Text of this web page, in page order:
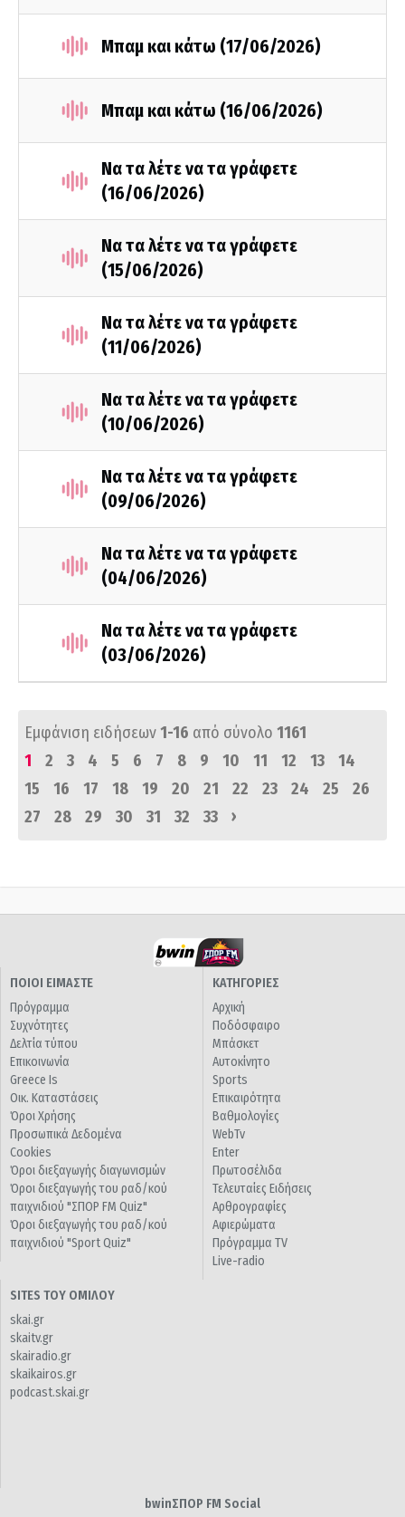
Μπαμ και κάτω (17/06/2026)
Μπαμ και κάτω (16/06/2026)
Να τα λέτε να τα γράφετε
(16/06/2026)
Να τα λέτε να τα γράφετε
(15/06/2026)
Να τα λέτε να τα γράφετε
(11/06/2026)
Να τα λέτε να τα γράφετε
(10/06/2026)
Να τα λέτε να τα γράφετε
(09/06/2026)
Να τα λέτε να τα γράφετε
(04/06/2026)
Να τα λέτε να τα γράφετε
(03/06/2026)
Εμφάνιση ειδήσεων1-16 από σύνολο 1161
1
2 3 4 5 6 7 8 9 10 11 12 13
14
15
16 17 18 19 20 21 22 23 24 25
26
27
28 29 30 31 32 33 ›
ΠΟΙΟΙ ΕΙΜΑΣΤΕ
Πρόγραμμα
Συχνότητες
Δελτία τύπου
Επικοινωνία
Greece Is
Οικ. Καταστάσεις
Όροι Χρήσης
Προσωπικά Δεδομένα
Cookies
Όροι διεξαγωγής διαγωνισμών
Όροι διεξαγωγής του ραδ/κού
παιχνιδιού "ΣΠΟΡ FM Quiz"
Όροι διεξαγωγής του ραδ/κού
παιχνιδιού "Sport Quiz"
ΚΑΤΗΓΟΡΙΕΣ
Αρχική
Ποδόσφαιρο
Μπάσκετ
Αυτοκίνητο
Sports
Επικαιρότητα
Βαθμολογίες
WebTv
Enter
Πρωτοσέλιδα
Τελευταίες Ειδήσεις
Αρθρογραφίες
Αφιερώματα
Πρόγραμμα TV
Live-radio
SITES ΤΟΥ ΟΜΙΛΟΥ
skai.gr
skaitv.gr
skairadio.gr
skaikairos.gr
podcast.skai.gr
bwinΣΠΟΡ FM Social